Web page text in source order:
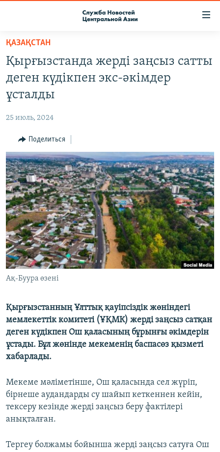
Вернуться
основному
содержанию
главной
Вернутся
поиску
ПОДПИСКА
КОНТАКТЫ
НАСТОЯЩЕЕ ВРЕМЯ
МИГРАНТ МЕДИА
ҚАЗАҚСТАН
Қырғызстанда жерді заңсыз сатты
деген күдікпен экс-әкімдер
ұсталды
25 июль, 2024
Поделиться
Ақ-Буура өзені
Қырғызстанның Ұлттық қауіпсіздік жөніндегі
мемлекеттік комитеті (ҰҚМК) жерді заңсыз сатқан
деген күдікпен Ош қаласының бұрынғы әкімдерін
ұстады. Бұл жөнінде мекеменің баспасөз қызметі
хабарлады.
Мекеме мәліметінше, Ош қаласында сел жүріп,
бірнеше аудандарды су шайып кеткеннен кейін,
тексеру кезінде жерді заңсыз беру фактілері
анықталған.
Тергеу болжамы бойынша жерді заңсыз сатуға Ош